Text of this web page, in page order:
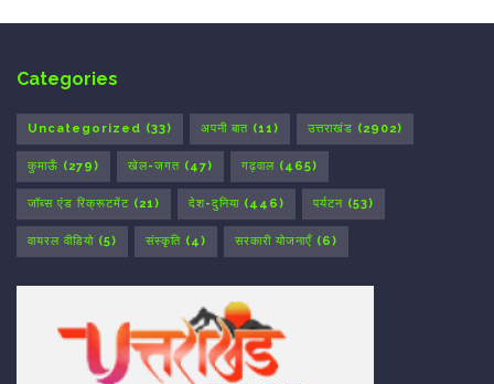
Categories
Uncategorized (33) अपनी बात (11) उत्तराखंड (2902)
कुमाऊँ (279) खेल-जगत (47) गढ़वाल (465)
जॉब्स एंड रिक्रूटमेंट (21) देश-दुनिया (446) पर्यटन (53)
वायरल वीडियो (5) संस्कृति (4) सरकारी योजनाएँ (6)